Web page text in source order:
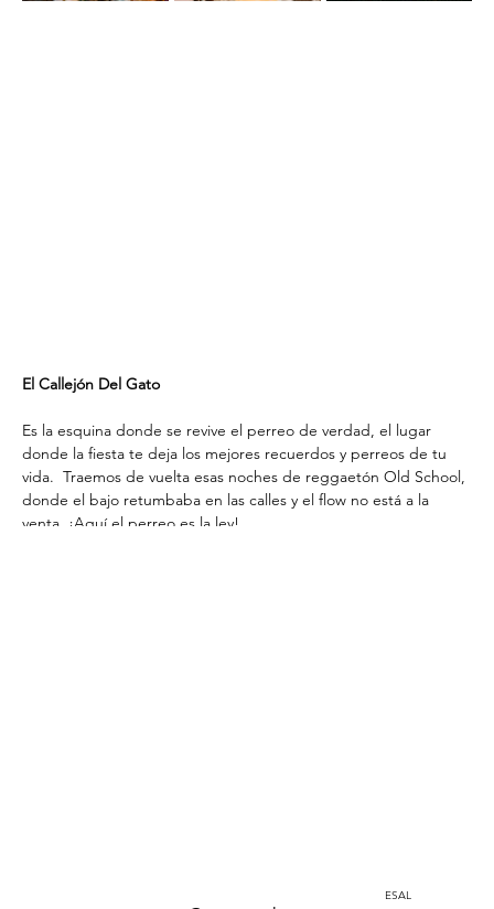
El Callejón Del Gato
Es la esquina donde se revive el perreo de verdad, el lugar
donde la fiesta te deja los mejores recuerdos y perreos de tu
vida.  Traemos de vuelta esas noches de reggaetón Old School,
donde el bajo retumbaba en las calles y el flow no está a la
venta. ¡Aquí el perreo es la ley!
ESAL